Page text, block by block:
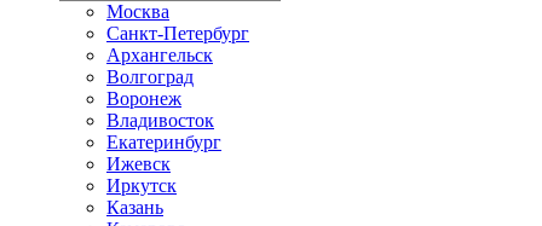
Москва
Санкт-Петербург
Архангельск
Волгоград
Воронеж
Владивосток
Екатеринбург
Ижевск
Иркутск
Казань